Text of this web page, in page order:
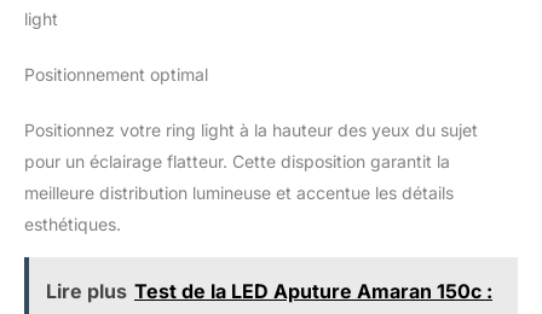
light
Positionnement optimal
Positionnez votre ring light à la hauteur des yeux du sujet
pour un éclairage flatteur. Cette disposition garantit la
meilleure distribution lumineuse et accentue les détails
esthétiques.
Lire plus Test de la LED Aputure Amaran 150c :